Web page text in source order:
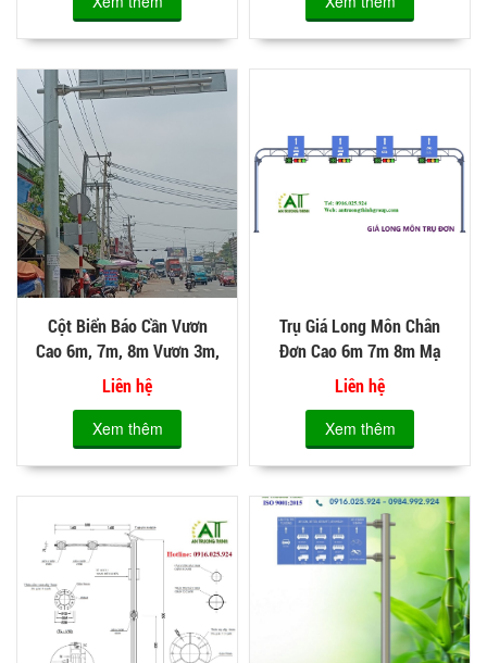
Cột Biển Báo Cần Vươn
Cao 6m, 7m, 8m Vươn 3m,
4m, Trụ Giao Thông
Liên hệ
Xem thêm
Trụ Giá Long Môn Chân
Đơn Cao 6m 7m 8m Mạ
Nhúng Kẽm Nóng
Liên hệ
Xem thêm